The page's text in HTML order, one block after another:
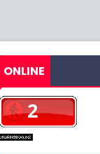
ONLINE